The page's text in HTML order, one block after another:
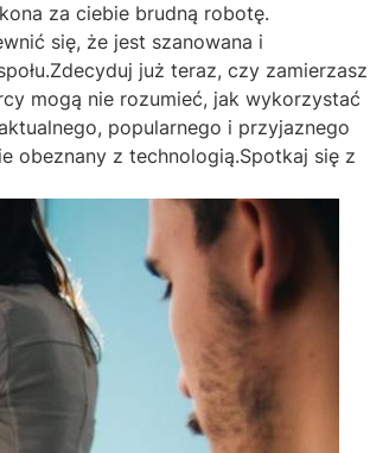
za ciebie brudną robotę.
się, że jest szanowana i
już teraz, czy zamierzasz
mogą nie rozumieć, jak wykorzystać
popularnego i przyjaznego
obeznany z technologią.Spotkaj się z